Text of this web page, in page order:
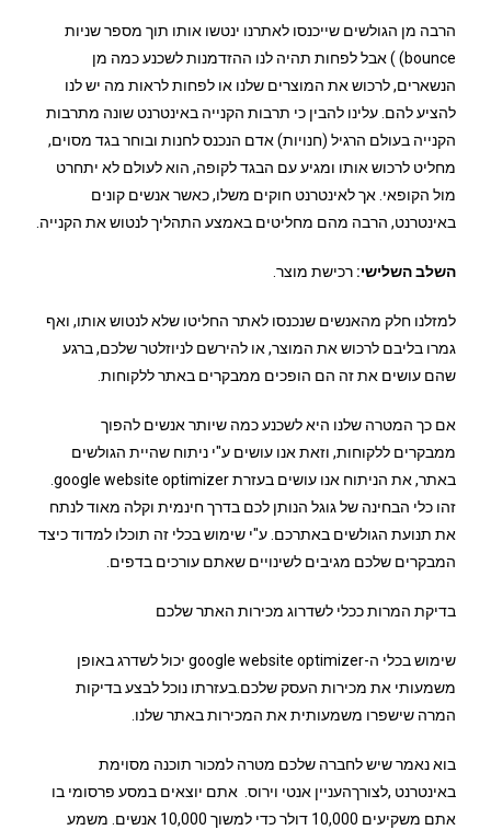
הרבה מן הגולשים שייכנסו לאתרנו ינטשו אותו תוך מספר שניות
bounce) ) אבל לפחות תהיה לנו ההזדמנות לשכנע כמה מן
הנשארים, לרכוש את המוצרים שלנו או לפחות לראות מה יש לנו
להציע להם. עלינו להבין כי תרבות הקנייה באינטרנט שונה מתרבות
הקנייה בעולם הרגיל (חנויות) אדם הנכנס לחנות ובוחר בגד מסוים,
מחליט לרכוש אותו ומגיע עם הבגד לקופה, הוא לעולם לא יתחרט
מול הקופאי. אך לאינטרנט חוקים משלו, כאשר אנשים קונים
באינטרנט, הרבה מהם מחליטים באמצע התהליך לנטוש את הקנייה.
השלב השלישי: רכישת מוצר.
למזלנו חלק מהאנשים שנכנסו לאתר החליטו שלא לנטוש אותו, ואף
גמרו בליבם לרכוש את המוצר, או להירשם לניוזלטר שלכם, ברגע
שהם עושים את זה הם הופכים ממבקרים באתר ללקוחות.
אם כך המטרה שלנו היא לשכנע כמה שיותר אנשים להפוך
ממבקרים ללקוחות, וזאת אנו עושים ע"י ניתוח שהיית הגולשים
באתר, את הניתוח אנו עושים בעזרת google website optimizer.
זהו כלי הבחינה של גוגל הנותן לכם בדרך חינמית וקלה מאוד לנתח
את תנועת הגולשים באתרכם. ע"י שימוש בכלי זה תוכלו למדוד כיצד
המבקרים שלכם מגיבים לשינויים שאתם עורכים בדפים.
בדיקת המרות ככלי לשדרוג מכירות האתר שלכם
שימוש בכלי ה-google website optimizer יכול לשדרג באופן
משמעותי את מכירות העסק שלכם.בעזרתו נוכל לבצע בדיקות
המרה שישפרו משמעותית את המכירות באתר שלנו.
בוא נאמר שיש לחברה שלכם מטרה למכור תוכנה מסוימת
באינטרנט ,לצורךהעניין אנטי וירוס. אתם יוצאים במסע פרסומי בו
אתם משקיעים 10,000 דולר כדי למשוך 10,000 אנשים. משמע